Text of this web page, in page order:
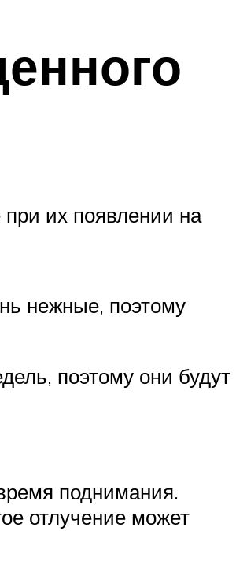
их появлении на
нежные, поэтому
поэтому они будут
поднимания.
отлучение может